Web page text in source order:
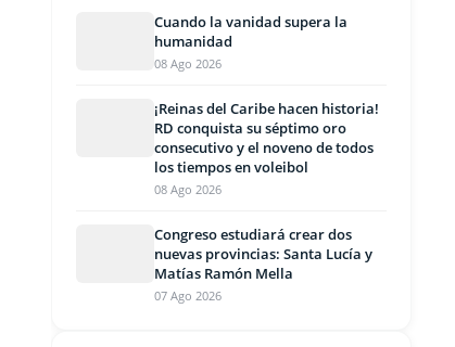
Cuando la vanidad supera la
humanidad
08 Ago 2026
¡Reinas del Caribe hacen historia!
RD conquista su séptimo oro
consecutivo y el noveno de todos
los tiempos en voleibol
08 Ago 2026
Congreso estudiará crear dos
nuevas provincias: Santa Lucía y
Matías Ramón Mella
07 Ago 2026